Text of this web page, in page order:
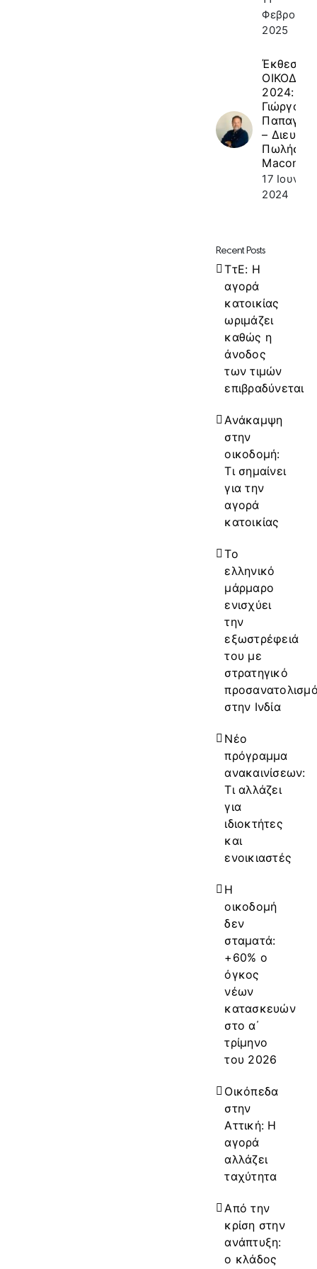
2025
Έκθεση
2024: κ.
Γιώργος
–
Macon
17
2024
Recent Posts
ΤτΕ: Η
αγορά
κατοικίας
ωριμάζει
καθώς η
άνοδος
των τιμών
επιβραδύνεται
Ανάκαμψη
στην
οικοδομή:
Τι σημαίνει
για την
αγορά
κατοικίας
Το
ελληνικό
μάρμαρο
ενισχύει
την
εξωστρέφειά
του με
στρατηγικό
στην Ινδία
Νέο
πρόγραμμα
ανακαινίσεων:
Τι αλλάζει
για
ιδιοκτήτες
και
ενοικιαστές
Η
οικοδομή
δεν
σταματά:
+60% ο
όγκος
νέων
κατασκευών
στο α΄
τρίμηνο
του 2026
Οικόπεδα
στην
Αττική: Η
αγορά
αλλάζει
ταχύτητα
Από την
κρίση στην
ανάπτυξη:
ο κλάδος